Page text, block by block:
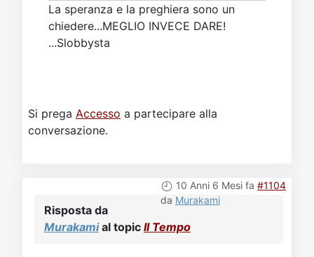
La speranza e la preghiera sono un
chiedere...MEGLIO INVECE DARE!
...Slobbysta
Si prega Accesso a partecipare alla
conversazione.
10 Anni 6 Mesi fa #1104
da Murakami
Risposta da
Murakamial topic Il Tempo